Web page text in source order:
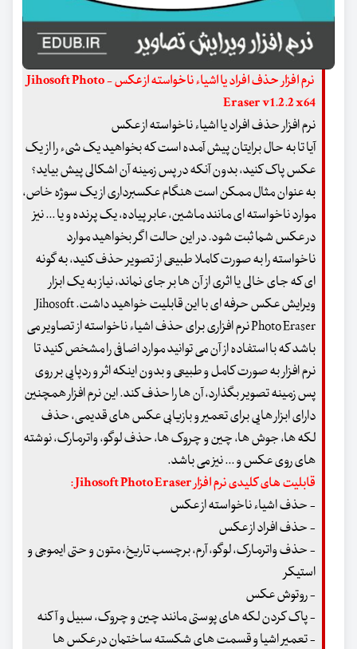
نرم افزار حذف افراد یا اشیاء ناخواسته از عکس - Jihosoft Photo
Eraser v1.2.2 x64
نرم افزار حذف افراد یا اشیاء ناخواسته از عکس
آیا تا به حال برایتان پیش آمده است که بخواهید یک شیء را از یک
عکس پاک کنید، بدون آنکه در پس زمینه آن اشکالی پیش بیاید؟
به عنوان مثال ممکن است هنگام عکسبرداری از یک سوژه خاص،
موارد ناخواسته ای مانند ماشین، عابر پیاده، یک پرنده و یا ... نیز
در عکس شما ثبت شود. در این حالت اگر بخواهید موارد
ناخواسته را به صورت کاملا طبیعی از تصویر حذف کنید، به گونه
ای که جای خالی یا اثری از آن ها بر جای نماند، نیاز به یک ابزار
ویرایش عکس حرفه ای با این قابلیت خواهید داشت. Jihosoft
Photo Eraser نرم افزاری برای حذف اشیاء ناخواسته از تصاویر می
باشد که با استفاده از آن می توانید موارد اضافی را مشخص کنید تا
نرم افزار به صورت کامل و طبیعی و بدون اینکه اثر و ردپایی بر روی
پس زمینه تصویر بگذارد، آن ها را حذف کند. این نرم افزار همچنین
دارای ابزار هایی برای تعمیر و بازیابی عکس های قدیمی، حذف
لکه ها، جوش ها، چین و چروک ها، حذف لوگو، واترمارک، نوشته
های روی عکس و ... نیز می باشد.
قابلیت های کلیدی نرم افزار Jihosoft Photo Eraser:
- حذف اشیاء ناخواسته از عکس
- حذف افراد از عکس
- حذف واترمارک، لوگو، آرم، برچسب تاریخ، متون و حتی ایموجی و
استیکر
- روتوش عکس
- پاک کردن لکه های پوستی مانند چین و چروک، سبیل و آکنه
- تعمیر اشیا و قسمت های شکسته ساختمان در عکس ها